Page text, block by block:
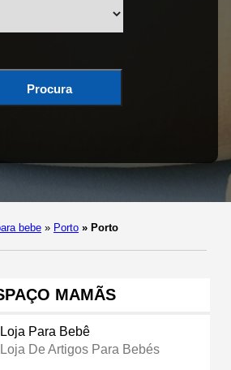
Procura
bebe » Porto » Porto
MAMÃS
Loja Para Bebê
Loja De Artigos Para Bebés